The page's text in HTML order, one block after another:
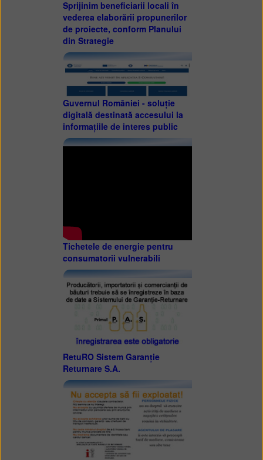
Sprijinim beneficiarii locali în
vederea elaborării propunerilor
de proiecte, conform Planului
din Strategie
Guvernul României - soluție
digitală destinată accesului la
informațiile de interes public
Tichetele de energie pentru
consumatorii vulnerabili
RetuRO Sistem Garanție
Returnare S.A.